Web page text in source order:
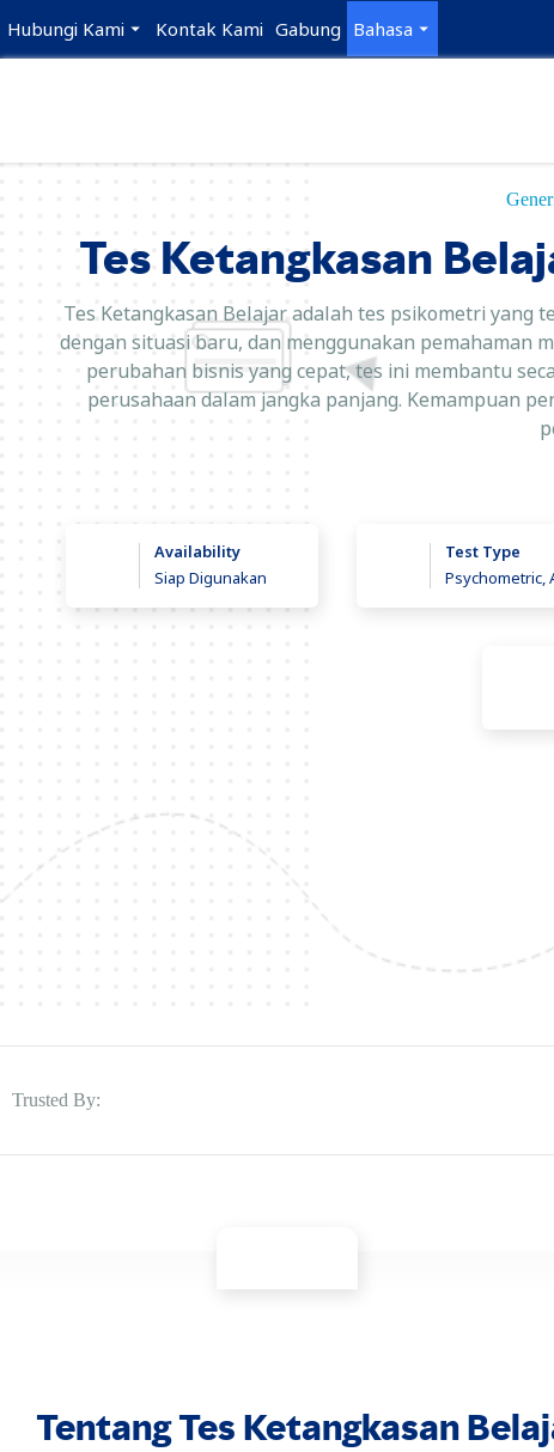
Hubungi Kami Kontak Kami Gabung Bahasa
Tes Ketangkasan
Tes Ketangkasan Belajar adalah tes psikometri
dengan situasi baru, dan menggunakan pemahaman
perubahan bisnis yang cepat, tes ini membantu
perusahaan dalam jangka panjang. Kemampuan
Availability
Siap Digunakan
Test Type
Psychometric,
Trusted By:
Tentang Tes Ketangkasan